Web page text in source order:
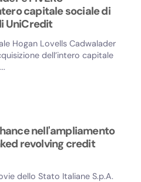
capitale sociale di
UniCredit
Hogan Lovells Cadwalader
dell’intero capitale
nell'ampliamento
revolving credit
dello Stato Italiane S.p.A.